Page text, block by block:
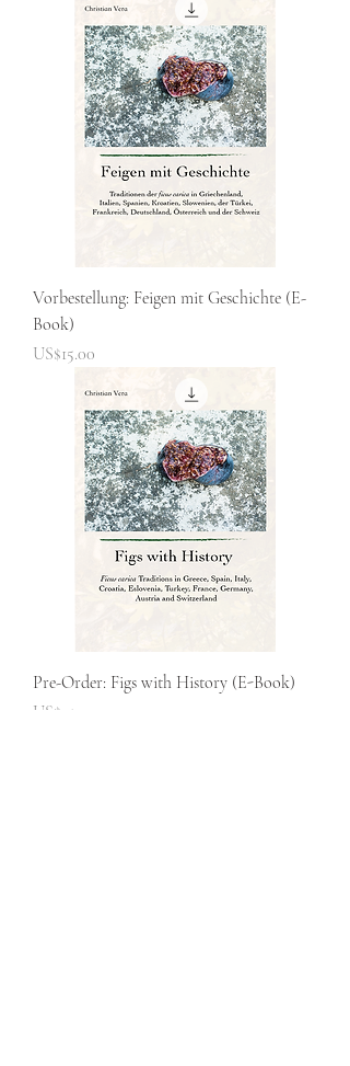
Vorbestellung: Feigen mit Geschichte (E-
Book)
Price
US$15.00
Pre-Order: Figs with History (E-Book)
Price
US$15.00